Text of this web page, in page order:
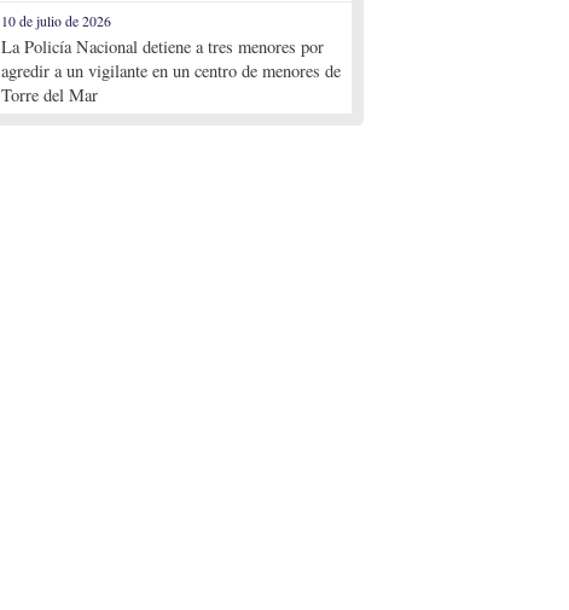
10 de julio de 2026
La Policía Nacional detiene a tres menores por
agredir a un vigilante en un centro de menores de
Torre del Mar